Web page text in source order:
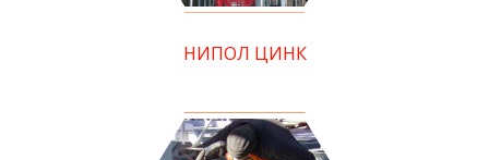
НИПОЛ ЦИНК